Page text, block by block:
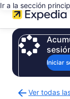
Ir a la sección
Iniciar
Ver todas